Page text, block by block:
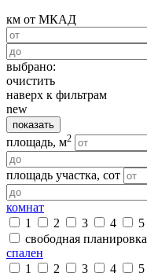
км от МКАД
выбрано:
очистить
наверх к фильтрам
new
показать
площадь, м2
площадь участка, сот
комнат
1
2 3 4 5
свободная планировка
спален
1
2 3 4 5